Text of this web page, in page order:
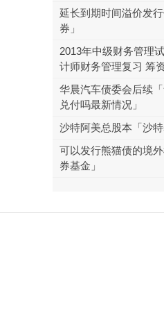
延长到期时间溢价发
券」
2013年中级财务管理
计师财务管理复习 筹
华晨汽车债委会后续
兑付吗最新情况」
沙特阿美总股本「沙特
可以发行熊猫债的境
券基金」